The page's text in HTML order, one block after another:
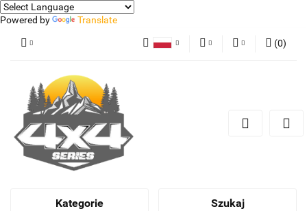
Powered by Translate
Dodaj zgłoszenie
(0)
Kategorie Szukaj